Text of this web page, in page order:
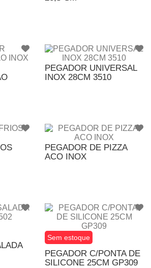
PEGADOR UNIVERSAL
INOX 28CM 3510
PEGADOR DE PIZZA
ACO INOX
Sem estoque
PEGADOR C/PONTA DE
SILICONE 25CM GP309